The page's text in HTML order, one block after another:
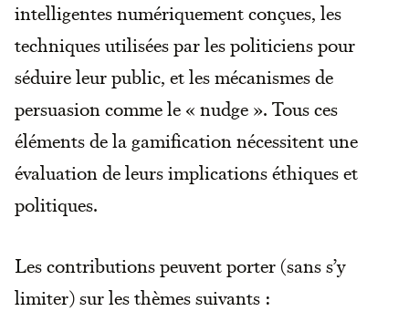
intelligentes numériquement conçues, les
techniques utilisées par les politiciens pour
séduire leur public, et les mécanismes de
persuasion comme le « nudge ». Tous ces
éléments de la gamification nécessitent une
évaluation de leurs implications éthiques et
politiques.
Les contributions peuvent porter (sans s’y
limiter) sur les thèmes suivants :